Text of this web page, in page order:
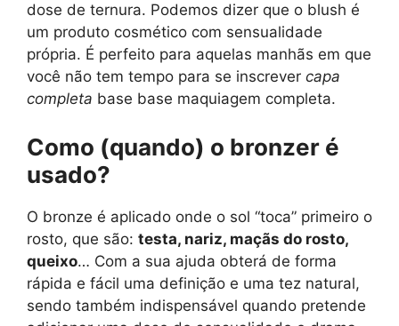
dose de ternura. Podemos dizer que o blush é
um produto cosmético com sensualidade
própria. É perfeito para aquelas manhãs em que
você não tem tempo para se inscrever capa
completa base base maquiagem completa.
Como (quando) o bronzer é
usado?
O bronze é aplicado onde o sol “toca” primeiro o
rosto, que são: testa, nariz, maçãs do rosto,
queixo… Com a sua ajuda obterá de forma
rápida e fácil uma definição e uma tez natural,
sendo também indispensável quando pretende